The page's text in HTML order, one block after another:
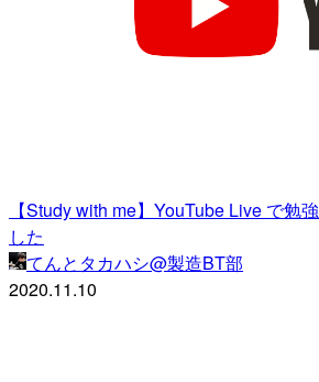
【Study with me】YouTube Live で勉
した
てんとタカハシ@製造BT部
2020.11.10